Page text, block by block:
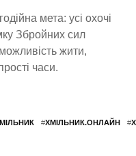
мета: усі охочі
Збройних сил
жити,
часи.
#ХМІЛЬНИК.ОНЛАЙН #